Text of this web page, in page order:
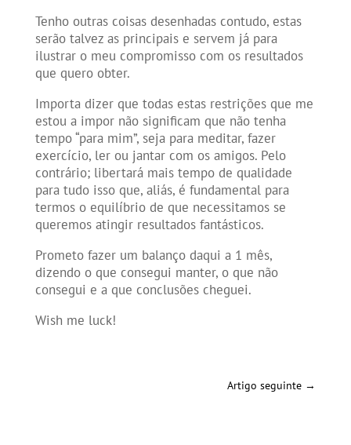
Tenho outras coisas desenhadas contudo, estas
serão talvez as principais e servem já para
ilustrar o meu compromisso com os resultados
que quero obter.
Importa dizer que todas estas restrições que me
estou a impor não significam que não tenha
tempo “para mim”, seja para meditar, fazer
exercício, ler ou jantar com os amigos. Pelo
contrário; libertará mais tempo de qualidade
para tudo isso que, aliás, é fundamental para
termos o equilíbrio de que necessitamos se
queremos atingir resultados fantásticos.
Prometo fazer um balanço daqui a 1 mês,
dizendo o que consegui manter, o que não
consegui e a que conclusões cheguei.
Wish me luck!
Artigo seguinte →